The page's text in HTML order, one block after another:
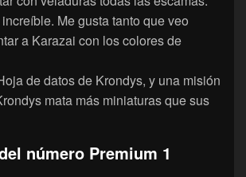
Me gusta tanto que veo
a Karazai con los colores de
de datos de Krondys, y una misión
mata más miniaturas que sus
número Premium 1